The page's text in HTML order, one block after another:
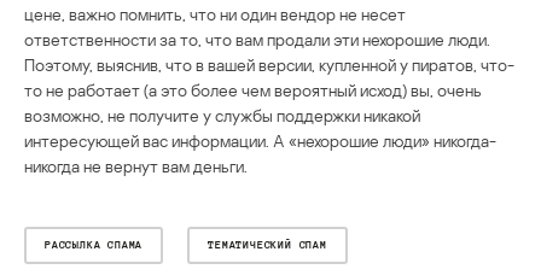
цене, важно помнить, что ни один вендор не несет
ответственности за то, что вам продали эти нехорошие люди.
Поэтому, выяснив, что в вашей версии, купленной у пиратов, что-
то не работает (а это более чем вероятный исход) вы, очень
возможно, не получите у службы поддержки никакой
интересующей вас информации. А «нехорошие люди» никогда-
никогда не вернут вам деньги.
РАССЫЛКА СПАМА ТЕМАТИЧЕСКИЙ СПАМ